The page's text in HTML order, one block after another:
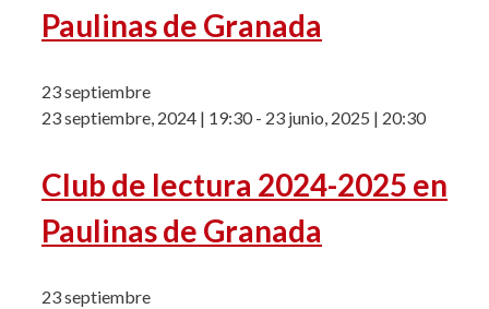
Paulinas de Granada
23 septiembre
23 septiembre, 2024 | 19:30- 23 junio, 2025 | 20:30
Club de lectura 2024-2025 en
Paulinas de Granada
23 septiembre